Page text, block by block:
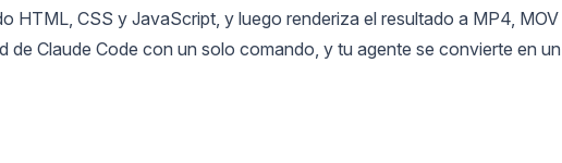
HTML, CSS y JavaScript, y luego renderiza el resultado a MP4, MOV
de Claude Code con un solo comando, y tu agente se convierte en un